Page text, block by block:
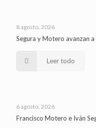
8 agosto, 2026
Segura y Motero avanzan a
Leer todo
6 agosto, 2026
Francisco Motero e Iván